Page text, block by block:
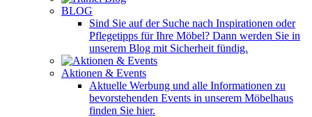
BLOG
Sind Sie auf der Suche nach Inspirationen oder
Pflegetipps für Ihre Möbel? Dann werden Sie in
unserem Blog mit Sicherheit fündig.
Aktionen & Events
Aktuelle Werbung und alle Informationen zu
bevorstehenden Events in unserem Möbelhaus
finden Sie hier.